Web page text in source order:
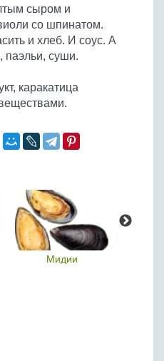
сыром и
со шпинатом.
и хлеб. И соус. А
паэльи, суши.
каракатица
Мидии